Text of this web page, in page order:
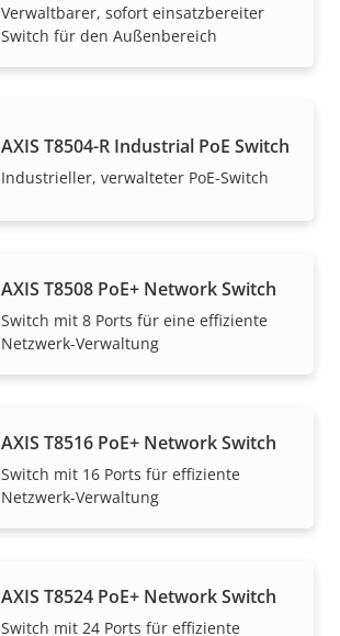
Verwaltbarer, sofort einsatzbereiter
Switch für den Außenbereich
AXIS T8504-R Industrial PoE Switch
Industrieller, verwalteter PoE-Switch
AXIS T8508 PoE+ Network Switch
Switch mit 8 Ports für eine effiziente
Netzwerk-Verwaltung
AXIS T8516 PoE+ Network Switch
Switch mit 16 Ports für effiziente
Netzwerk-Verwaltung
AXIS T8524 PoE+ Network Switch
Switch mit 24 Ports für effiziente